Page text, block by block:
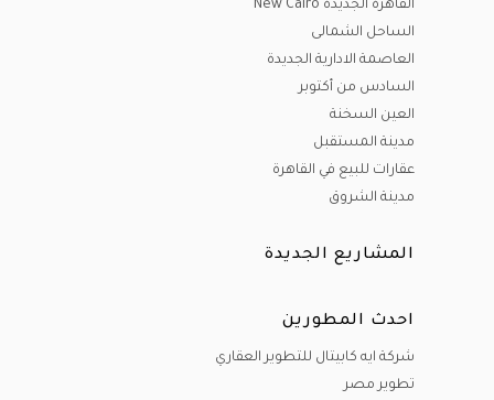
القاهرة الجديدة New Cairo
الساحل الشمالى
العاصمة الادارية الجديدة
السادس من أكتوبر
العين السخنة
مدينة المستقبل
عقارات للبيع في القاهرة
مدينة الشروق
المشاريع الجديدة
احدث المطورين
شركة ايه كابيتال للتطوير العقاري
تطوير مصر